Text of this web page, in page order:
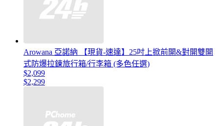
Arowana 亞諾納 【現貨-速達】25吋上掀前開&對開雙開
式防爆拉鍊旅行箱/行李箱 (多色任選)
$2,099
$2,299